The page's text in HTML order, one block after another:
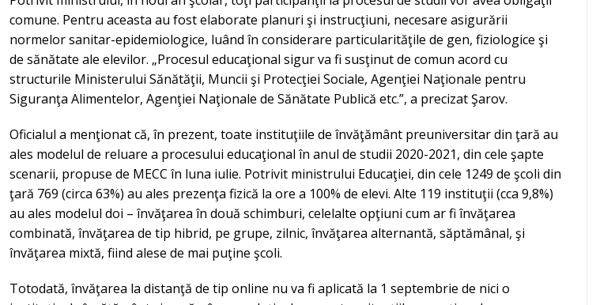
comune. Pentru aceasta au fost elaborate planuri şi instrucţiuni, necesare asigurării
normelor sanitar-epidemiologice, luând în considerare particularităţile de gen, fiziologice şi
de sănătate ale elevilor. „Procesul educaţional sigur va fi susţinut de comun acord cu
structurile Ministerului Sănătăţii, Muncii şi Protecţiei Sociale, Agenţiei Naţionale pentru
Siguranţa Alimentelor, Agenţiei Naţionale de Sănătate Publică etc.”, a precizat Şarov.
Oficialul a menţionat că, în prezent, toate instituţiile de învăţământ preuniversitar din ţară au
ales modelul de reluare a procesului educaţional în anul de studii 2020-2021, din cele şapte
scenarii, propuse de MECC în luna iulie. Potrivit ministrului Educaţiei, din cele 1249 de şcoli din
ţară 769 (circa 63%) au ales prezenţa fizică la ore a 100% de elevi. Alte 119 instituţii (cca 9,8%)
au ales modelul doi – învăţarea în două schimburi, celelalte opţiuni cum ar fi învăţarea
combinată, învăţarea de tip hibrid, pe grupe, zilnic, învăţarea alternantă, săptămânal, şi
învăţarea mixtă, fiind alese de mai puţine şcoli.
Totodată, învăţarea la distanţă de tip online nu va fi aplicată la 1 septembrie de nici o